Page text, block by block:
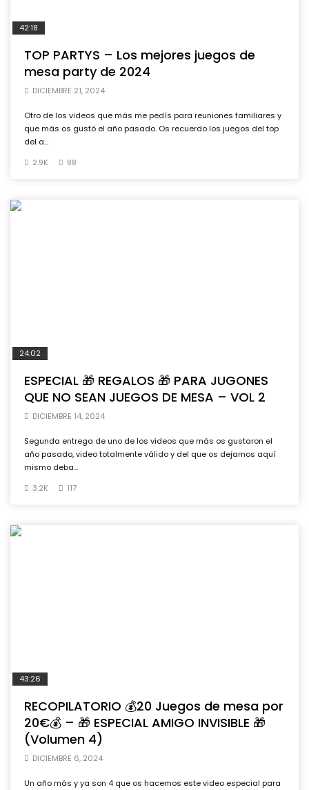
42:18
TOP PARTYS – Los mejores juegos de
mesa party de 2024
DICIEMBRE 21, 2024
Otro de los videos que más me pedís para reuniones familiares y
que más os gustó el año pasado. Os recuerdo los juegos del top
del a...
2.9K
88
24:02
ESPECIAL 🎁 REGALOS 🎁 PARA JUGONES
QUE NO SEAN JUEGOS DE MESA – VOL 2
DICIEMBRE 14, 2024
Segunda entrega de uno de los videos que más os gustaron el
año pasado, video totalmente válido y del que os dejamos aquí
mismo deba...
3.2K
117
43:26
RECOPILATORIO 💰20 Juegos de mesa por
20€💰 – 🎁 ESPECIAL AMIGO INVISIBLE 🎁
(Volumen 4)
DICIEMBRE 6, 2024
Un año más y ya son 4 que os hacemos este video especial para